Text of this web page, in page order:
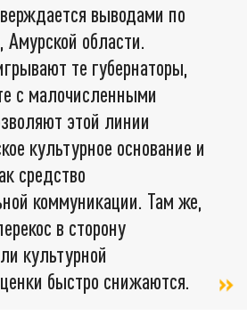
выводами по
Амурской области.
те губернаторы,
с малочисленными
этой линии
культурное основание и
средство
коммуникации. Там же,
в сторону
культурной
быстро снижаются.